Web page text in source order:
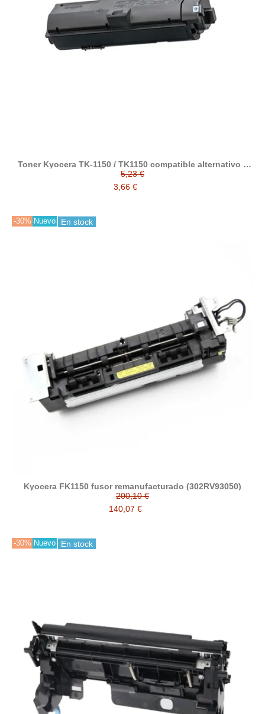
Toner Kyocera TK-1150 / TK1150 compatible alternativo a
1T02RV0NL0
5,23 €
3,66 €
-30% Nuevo En stock
Kyocera FK1150 fusor remanufacturado (302RV93050)
200,10 €
140,07 €
-30% Nuevo En stock